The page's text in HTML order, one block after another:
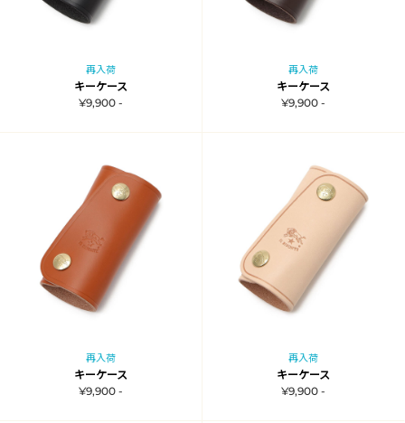
再入荷
キーケース
¥9,900 -
再入荷
キーケース
¥9,900 -
再入荷
キーケース
¥9,900 -
再入荷
キーケース
¥9,900 -